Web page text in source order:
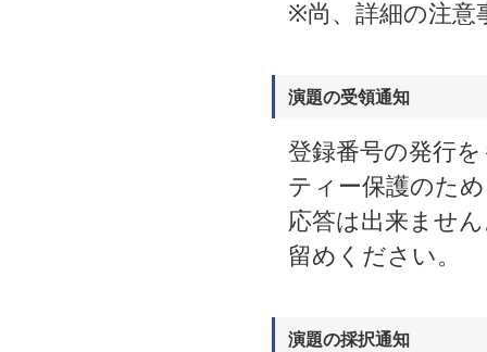
※尚、詳細の注意
演題の受領通知
登録番号の発行
ティー保護のた
応答は出来ませ
留めください。
演題の採択通知